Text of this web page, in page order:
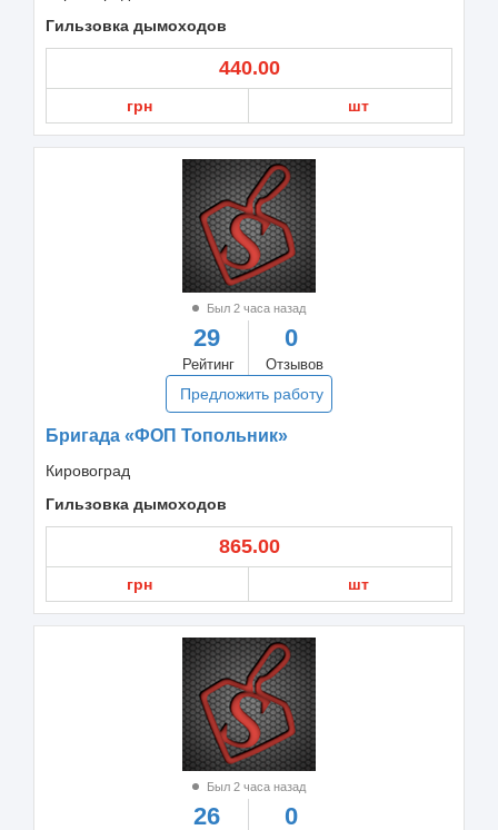
Гильзовка дымоходов
440.00
грн шт
Был 2 часа назад
29
Рейтинг
0
Отзывов
Предложить работу
Бригада «ФОП Топольник»
Кировоград
Гильзовка дымоходов
865.00
грн шт
Был 2 часа назад
26 0